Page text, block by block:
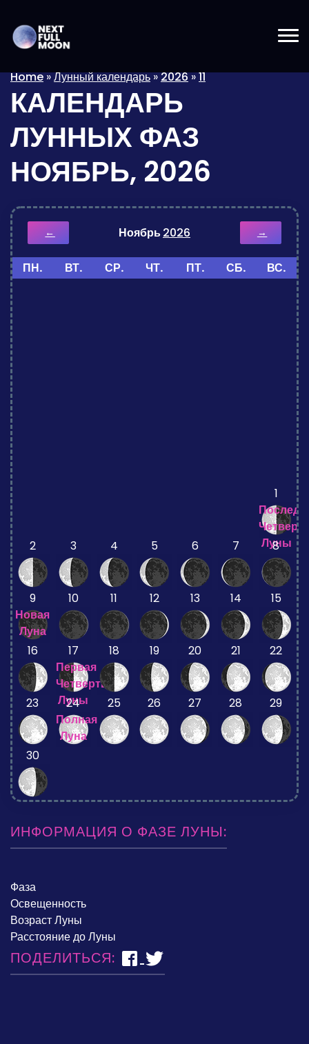
Home»Лунный календарь»2026»11
КАЛЕНДАРЬ
ЛУННЫХ ФАЗ
НОЯБРЬ, 2026
← Ноябрь2026 →
ПН. ВТ. СР. ЧТ. ПТ. СБ. ВС.
1
Луны
2 3 4 5 6 7 8
9
Новая
Луна
10 11 12 13 14 15
16
17
Первая
Четверть
Луны
18 19 20 21 22
23
24
Полная
Луна
25 26 27 28 29
30
ИНФОРМАЦИЯ О ФАЗЕ ЛУНЫ:
Фаза
Освещенность
Возраст Луны
Расстояние до Луны
ПОДЕЛИТЬСЯ: